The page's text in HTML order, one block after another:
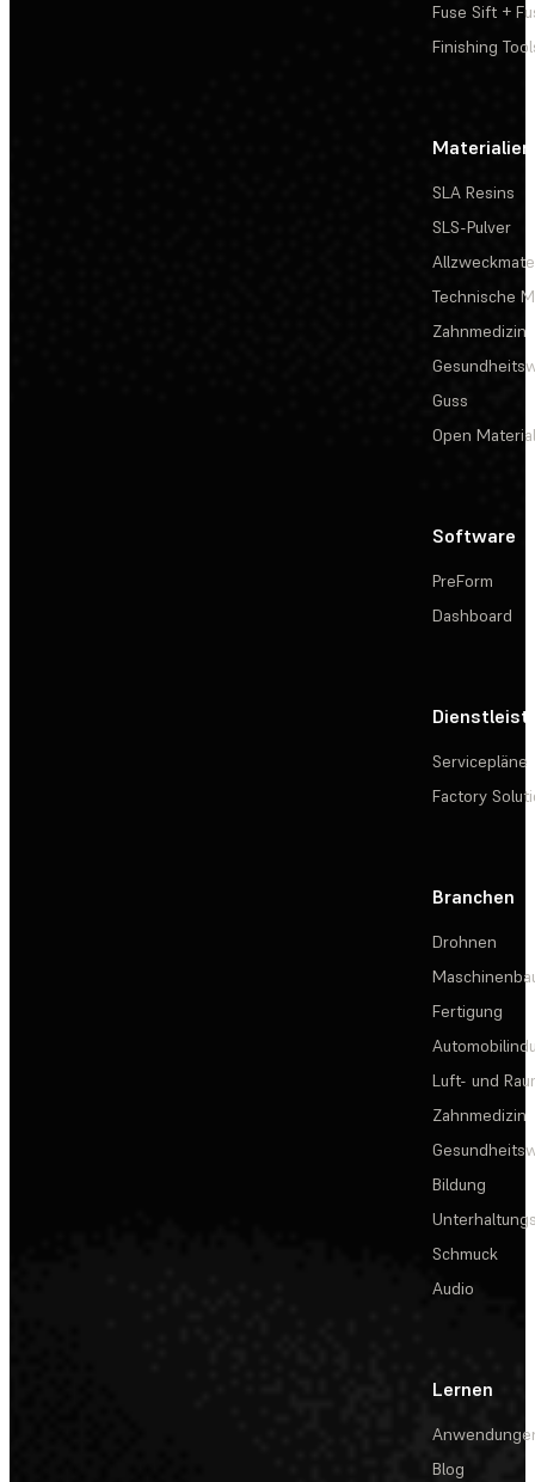
Fuse Sift +
Finishing
Materialien
SLA Resins
SLS-Pulver
Technische
Zahnmedizin
Guss
Open
Software
PreForm
Dashboard
Servicepläne
Factory
Branchen
Drohnen
Fertigung
Luft- und
Zahnmedizin
Bildung
Schmuck
Audio
Lernen
Blog